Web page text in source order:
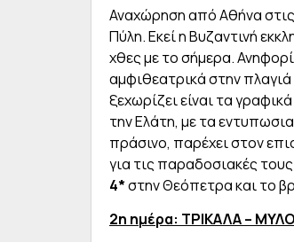
Αναχώρηση από Αθήνα
Πύλη. Εκεί η Βυζαντινή
χθες με το σήμερα.
αμφιθεατρικά στην
ξεχωρίζει είναι τα
την Ελάτη, με τα
πράσινο, παρέχει στον
για τις παραδοσιακές
4*στην Θεόπετρα και τo
2η ημέρα: ΤΡΙΚΑΛΑ –